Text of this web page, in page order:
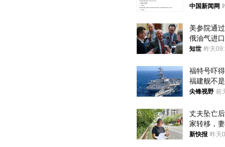
吗？
中国新闻网
美参院通
俄油气进
知世 昨天
福特号吓
福建舰不
而是新起
尖锋视野 前
丈夫坠亡
家转移，
新快报 昨天